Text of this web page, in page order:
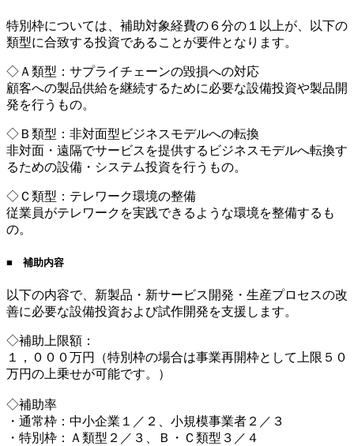
特別枠については、補助対象経費の６分の１以上が、以下の
類型に合致する投資であることが要件となります。
◇Ａ類型：サプライチェーンの毀損への対応
顧客への製品供給を継続するために必要な設備投資や製品開
発を行うもの。
◇Ｂ類型：非対面型ビジネスモデルへの転換
非対面・遠隔でサービスを提供するビジネスモデルへ転換す
るための設備・システム投資を行うもの。
◇Ｃ類型：テレワーク環境の整備
従業員がテレワークを実践できるような環境を整備するも
の。
■ 補助内容
以下の内容で、新製品・新サービス開発・生産プロセスの改
善に必要な設備投資および試作開発を支援します。
◇補助上限額：
１，０００万円（特別枠の場合は事業再開枠として上限５０
万円の上乗せが可能です。）
◇補助率
・通常枠：中小企業１／２、小規模事業者２／３
・特別枠：Ａ類型２／３、Ｂ・Ｃ類型３／４